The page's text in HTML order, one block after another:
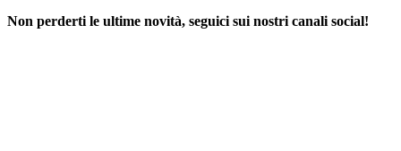
Non perderti le ultime novità, seguici sui nostri canali social!